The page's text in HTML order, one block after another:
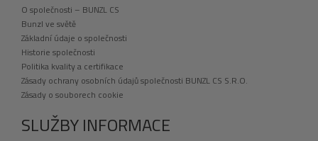
O společnosti – BUNZL CS
Bunzl ve světě
Základní údaje o společnosti
Historie společnosti
Politika kvality a certifikace
Zásady ochrany osobních údajů společnosti BUNZL CS S.R.O.
Zásady o souborech cookie
SLUŽBY INFORMACE